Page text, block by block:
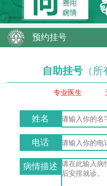
预约挂号
自助挂号 （
专业医生
姓名
电话
病情描述